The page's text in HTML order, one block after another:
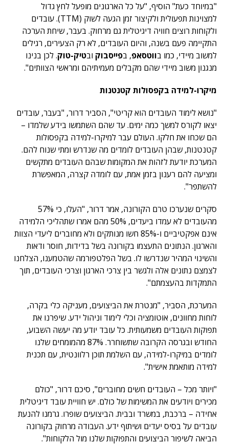
"במיוחד כעת" הוסיף, "על כל הארגונים מופעל לחץ גדול
למצוינות תפעולית ולקיצור זמן הגעה לשוק (TTM). עובדים
ולקוחות רוצים חוויה דיגיטלית גם מרחוק. בעבר, שיחת הערכה
התקיימה פעם בשנה, והיום העובדים, לא רק הצעירים, רגילים
למשוב מיידי, כמו בווטסאפ, בפייסבוק ובטיק-טוק. לכן בנינו
מנגנון משוב מיידי שהם מקבלים מעמיתיהם ומראשי הצוותים".
מיקרו-למידה בקפסולות קטנטנות
"נושא לימוד העובדים הוא קריטי", הסביר דרור, "בעבר, עובדים
יצאו לקורס למשך כמה ימים. עד שהם השתמשו בידע שלמדו –
הם שכחו את חלקו. העולם עבר למיקרו-למידה בקפסולות
קטנטנות, שבהן העובדים לומדים מה שנדרש ומתי שנוח להם.
המערכת יודעת לזהות את המקומות שבהם העובדים מתקשים
ומציעה להם רענון בזמן אמת, עם לומדה קצרה, המאפשרת
להשתפר".
סקרים שנערכו טרם הקורונה, אמר דרור, "העלו, כי 57%
מהעובדים לא עמדו ביעדים, 50% מהם אמרו שתהליכי הלמידה
אינם אפקטיביים ו-85% חשו מנותקים ולא מחוברים ליעדי הצוות
והארגון. הנתונים התעצמו בקורונה בשל בדידות, חוסר ודאות
והשינוי המהיר שנדרשו לו. בשל הפלטפורמה שהטמענו, הצלחנו
לצמצם נתונים אלה ולגשר בין צרכי הארגון וצרכי העובדים, תוך
התמקדות בהעצמתם".
המערכת, הסביר, "מנטרת את הביצועים, מעניקה כלי בקרה,
לוחות מחוונים, אוטומציה וכלי לימוד וניהול ידע. שיפרנו את
תפוקות העובדים משמעותית. כל עובד יודע מה יעשה השבוע,
החודש ובגרסה הקרובה שתשוחרר. 87% מהמומחים שלנו
לומדים במיקרו-למידה, עם השלמת תוכן רלוונטית, עם תכנית
למידה מותאמת אישית".
"ויותר מכל – העובדים חשים מחוברים", סיכם דרור, "כולם
מכירים ויודעים את המשימות של כולם. יש חוויית עובד דיגיטלית
אחידה – ברכבת, במשרד ובבית. הביצועים שופרו. גרמנו להנעת
עובדים על בסיס יעדים ושיתוף ידע. העבודה מרחוק בקורונה
הביאה לשיפור הביצועים והתפוקות שלנו מול הלקוחות".